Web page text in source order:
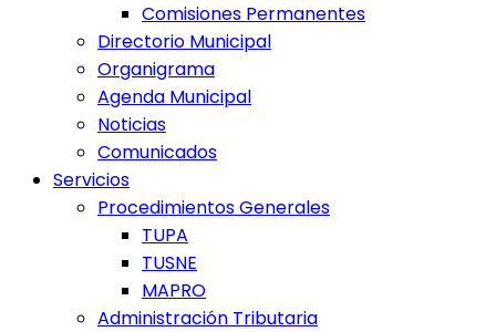
Comisiones Permanentes
Directorio Municipal
Organigrama
Agenda Municipal
Noticias
Comunicados
Servicios
Procedimientos Generales
TUPA
TUSNE
MAPRO
Administración Tributaria